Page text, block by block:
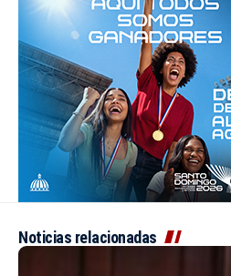
Noticias relacionadas